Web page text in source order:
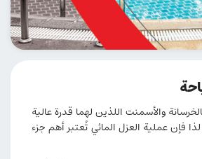
والأسمنت اللذين لهما قدرة عالية
فإن عملية العزل المائي تُعتبر أهم جزء